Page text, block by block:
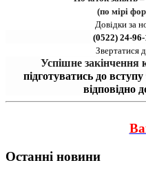
(по мірі
Довідки за
(0522) 24-
Звертатися
Успішне закінчення
підготуватись до
відповідно
Останні новини